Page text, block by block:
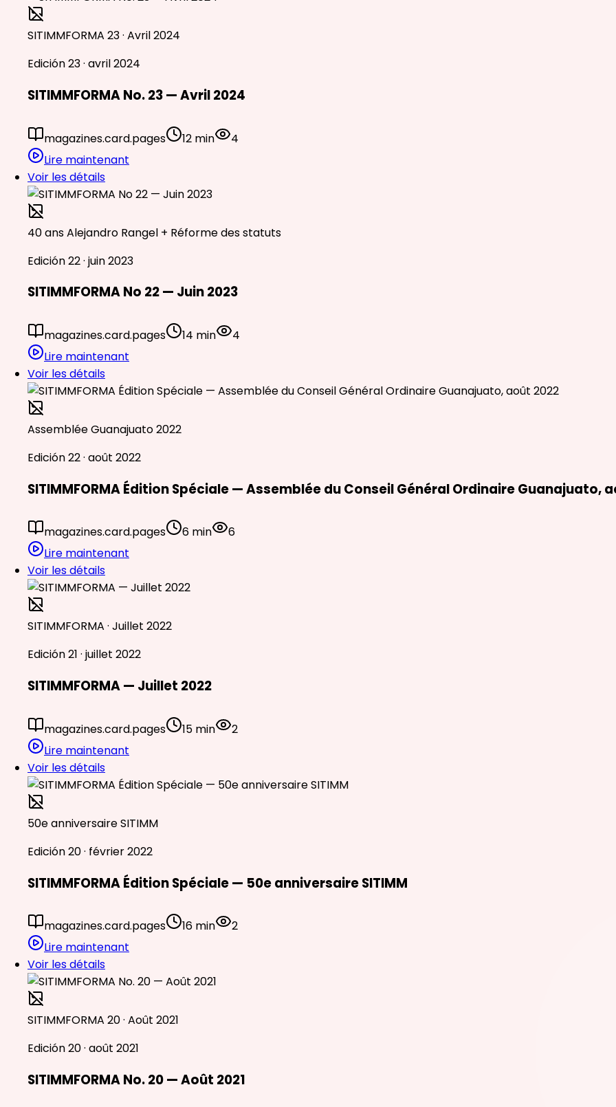
SITIMMFORMA 23 · Avril 2024
Edición 23 · avril 2024
SITIMMFORMA No. 23 — Avril 2024
magazines.card.pages 12 min
4
Lire maintenant
Voir les détails
40 ans Alejandro Rangel + Réforme des statuts
Edición 22 · juin 2023
SITIMMFORMA No 22 — Juin 2023
magazines.card.pages 14 min
4
Lire maintenant
Voir les détails
Assemblée Guanajuato 2022
Edición 22 · août 2022
SITIMMFORMA Édition Spéciale — Assemblée du Conseil Général Ordinaire Guanajuato,
magazines.card.pages 6 min
6
Lire maintenant
Voir les détails
SITIMMFORMA · Juillet 2022
Edición 21 · juillet 2022
SITIMMFORMA — Juillet 2022
magazines.card.pages 15 min
2
Lire maintenant
Voir les détails
50e anniversaire SITIMM
Edición 20 · février 2022
SITIMMFORMA Édition Spéciale — 50e anniversaire SITIMM
magazines.card.pages 16 min
2
Lire maintenant
Voir les détails
SITIMMFORMA 20 · Août 2021
Edición 20 · août 2021
SITIMMFORMA No. 20 — Août 2021